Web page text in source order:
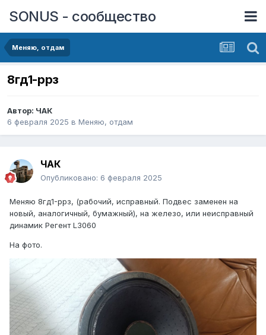
SONUS - сообщество
Меняю, отдам
8гд1-ррз
Автор: ЧАК
6 февраля 2025 в Меняю, отдам
ЧАК
Опубликовано: 6 февраля 2025
Меняю 8гд1-ррз, (рабочий, исправный. Подвес заменен на
новый, аналогичный, бумажный), на железо, или неисправный
динамик Регент L3060
На фото.